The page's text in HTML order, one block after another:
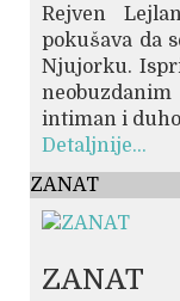
Rejven
pokušava da
Njujorku.
intiman i
Detaljnije...
ZANAT
ZANAT